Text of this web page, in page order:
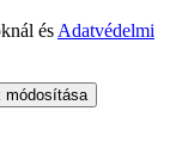
és Adatvédelmi
módosítása